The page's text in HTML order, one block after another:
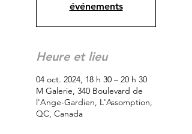
événements
Heure et lieu
04 oct. 2024, 18 h 30 – 20 h 30
M Galerie, 340 Boulevard de
l'Ange-Gardien, L'Assomption,
QC, Canada